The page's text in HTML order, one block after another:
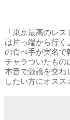
「東京最高のレ
は片っ端から行く
の食べ手が実名で
チャラついたもの
本音で激論を交わ
したい方にオスス